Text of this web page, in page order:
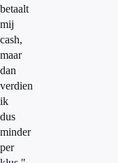
betaalt
mij
cash,
maar
dan
verdien
ik
dus
minder
per